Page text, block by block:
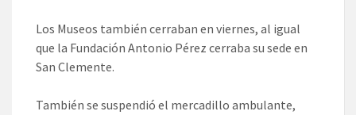
Los Museos también cerraban en viernes, al igual
que la Fundación Antonio Pérez cerraba su sede en
San Clemente.
También se suspendió el mercadillo ambulante,